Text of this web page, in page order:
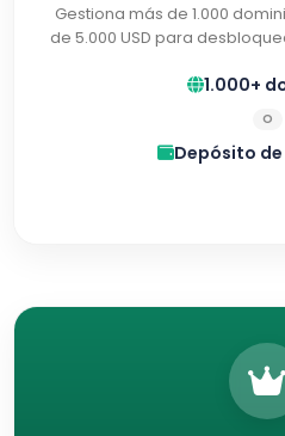
Gestiona más de 1.000
de 5.000 USD para
1.000+
O
Depósito de